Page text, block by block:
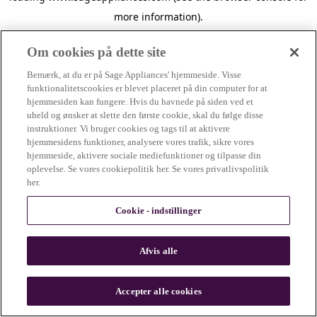
more information).
n
Om cookies på dette site
Bemærk, at du er på Sage Appliances' hjemmeside. Visse
funktionalitetscookies er blevet placeret på din computer for at
hjemmesiden kan fungere. Hvis du havnede på siden ved et
uheld og ønsker at slette den første cookie, skal du følge disse
instruktioner. Vi bruger cookies og tags til at aktivere
hjemmesidens funktioner, analysere vores trafik, sikre vores
hjemmeside, aktivere sociale mediefunktioner og tilpasse din
oplevelse. Se vores cookiepolitik her. Se vores privatlivspolitik
her.
Cookie - indstillinger
Afvis alle
Accepter alle cookies